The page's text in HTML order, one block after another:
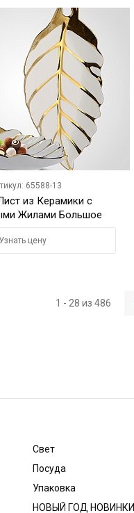
65588-13
из Керамики с
Жилами Большое
Узнать цену
1 - 28 из 486
Свет
Посуда
Упаковка
НОВЫЙ ГОД НОВИНКИ